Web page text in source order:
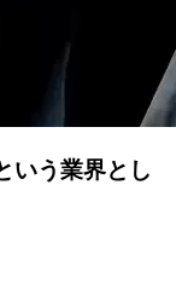
いう業界とし